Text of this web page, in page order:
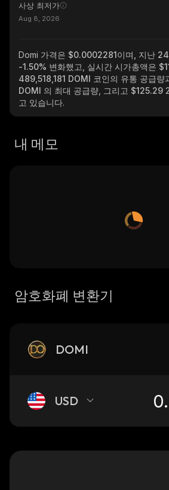
사상 최저가
Aug 8, 2026
Domi 가격은 $0.0002281이며, 지난
-1.50% 변화했고, 실시간 시가총액은
489,518,181 DOMI 코인의 유통 공급량
DOMI 의 최대 공급량, 그리고 $125.29
고 있습니다.
내 메모
암호화폐 변환기
DOMI
USD